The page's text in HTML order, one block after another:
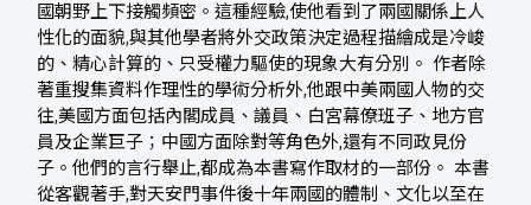
國朝野上下接觸頻密。這種經驗,使他看到了兩國關係上人
性化的面貌,與其他學者將外交政策決定過程描繪成是冷峻
的、精心計算的、只受權力驅使的現象大有分別。 作者除
著重搜集資料作理性的學術分析外,他跟中美兩國人物的交
往,美國方面包括內閣成員、議員、白宮幕僚班子、地方官
員及企業巨子；中國方面除對等角色外,還有不同政見份
子。他們的言行舉止,都成為本書寫作取材的一部份。 本書
從客觀著手,對天安門事件後十年兩國的體制、文化以至在